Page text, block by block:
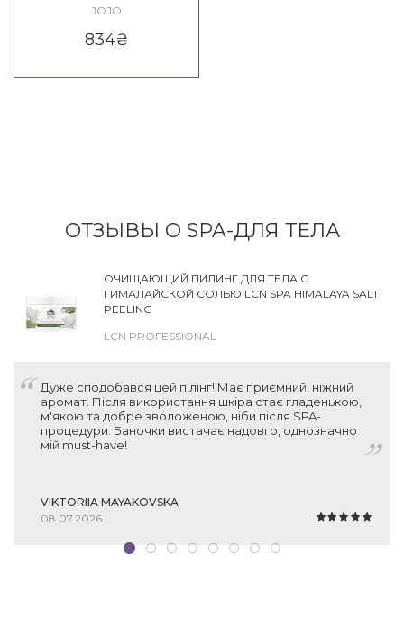
JOJO SPA Berry Hair Mask
JOJO
834₴
ОТЗЫВЫ О SPA-ДЛЯ ТЕЛА
ОЧИЩАЮЩИЙ ПИЛИНГ ДЛЯ ТЕЛА С
ГИМАЛАЙСКОЙ СОЛЬЮ LCN SPA HIMALAYA SALT
PEELING
LCN PROFESSIONAL
Дуже сподобався цей пілінг! Має приємний, ніжний
аромат. Після використання шкіра стає гладенькою,
м'якою та добре зволоженою, ніби після SPA-
процедури. Баночки вистачає надовго, однозначно
мій must-have!
VIKTORIIA MAYAKOVSKA
08.07.2026